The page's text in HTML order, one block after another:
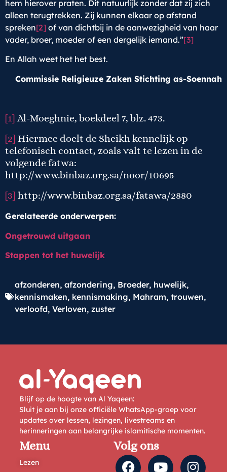
hem hierover praten. Dit natuurlijk zonder dat zij zich
alleen terugtrekken. Zij kunnen elkaar op afstand
spreken[2] of van dichtbij in de aanwezigheid van haar
vader, broer, moeder of een dergelijk iemand.”[3]
En Allah weet het het best.
Commissie Religieuze Zaken Stichting as-Soennah
[1]Al-Moeghnie, boekdeel 7, blz. 473.
[2] Hiermee doelt de Sheikh kennelijk op
telefonisch contact, zoals valt te lezen in de
volgende fatwa:
http://www.binbaz.org.sa/noor/10695
[3] http://www.binbaz.org.sa/fatawa/2880
Gerelateerde onderwerpen:
Ongetrouwd uitgaan
Stappen tot het huwelijk
afzonderen, afzondering, Broeder, huwelijk,
kennismaken, kennismaking, Mahram, trouwen,
verloofd, Verloven, zuster
Blijf op de hoogte van Al Yaqeen:
Sluit je aan bij onze officiële WhatsApp-groep voor
updates over lessen, lezingen, livestreams en
herinneringen aan belangrijke islamitische momenten.
Menu
Lezen
Volg ons